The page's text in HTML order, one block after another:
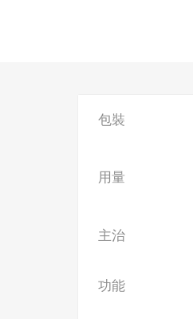
包裝
用量
主治
功能